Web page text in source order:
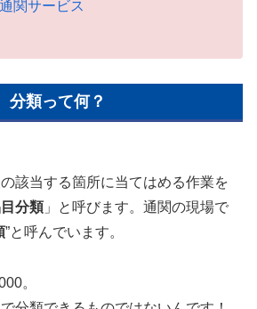
関サービス
分類って何？
該当する箇所に当てはめる作業を
分類」と呼びます。通関の現場で
”と呼んでいます。
。